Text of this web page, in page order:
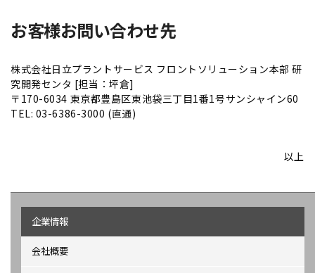
お客様お問い合わせ先
株式会社日立プラントサービス フロントソリューション本部 研
究開発センタ [担当：坪倉]
〒170-6034 東京都豊島区東池袋三丁目1番1号サンシャイン60
TEL: 03-6386-3000 (直通)
以上
企業情報
会社概要